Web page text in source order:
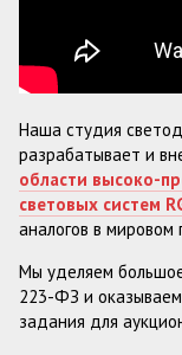
Наша студия
разрабатывает и
области высоко-
световых систем
аналогов в мировом
Мы уделяем
223-ФЗ и оказываем
задания для